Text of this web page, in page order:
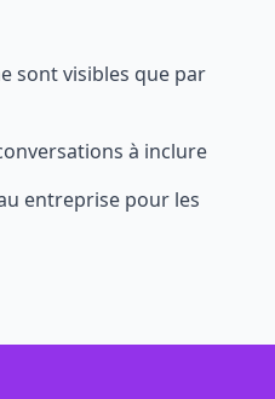
sont visibles que par
à inclure
entreprise pour les